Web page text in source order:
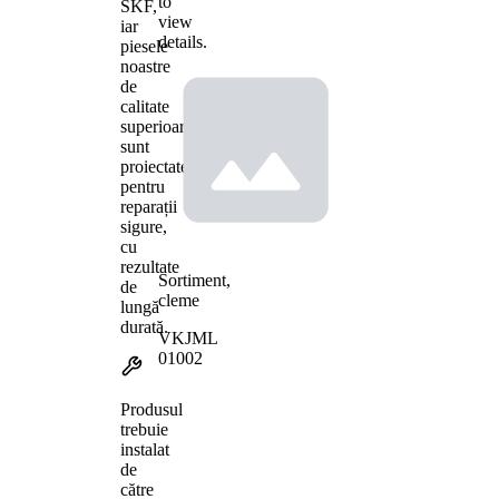
SKF,
iar
piesele
noastre
de
calitate
superioară
sunt
proiectate
pentru
reparații
sigure,
cu
rezultate
de
lungă
durată.
Produsul
trebuie
instalat
de
către
view
details.
Sortiment,
cleme
VKJML
01002